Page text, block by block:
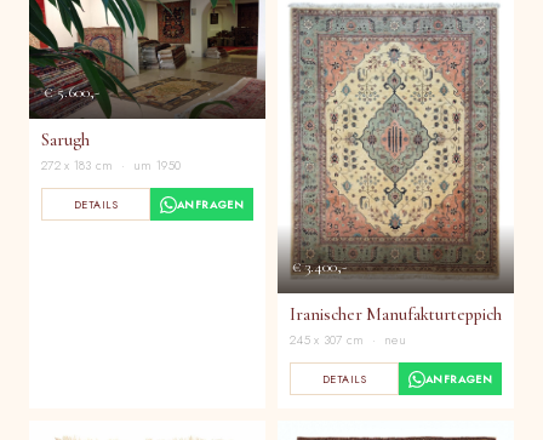
€ 5.600,-
Sarugh
272 x 183 cm · um 1950
DETAILS ANFRAGEN
€ 3.400,-
Iranischer Manufakturteppich
245 x 307 cm · neu
DETAILS ANFRAGEN